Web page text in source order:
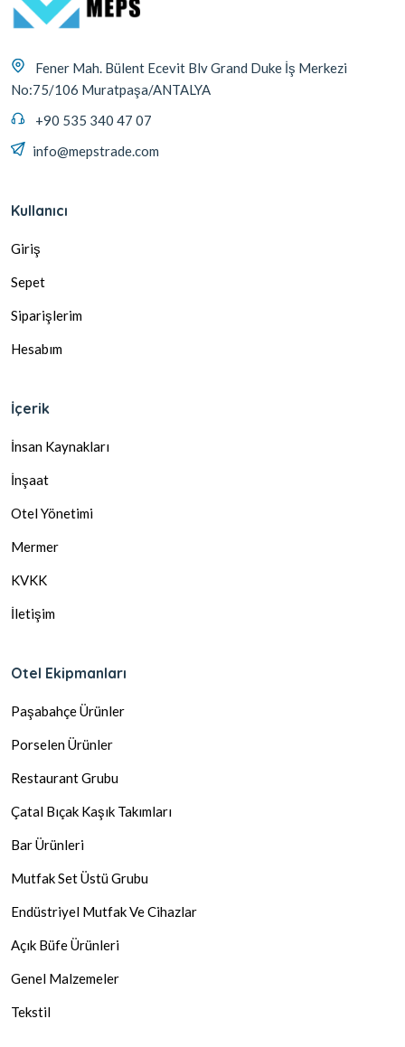
Fener Mah. Bülent Ecevit Blv Grand Duke İş Merkezi
No:75/106 Muratpaşa/ANTALYA
+90 535 340 47 07
info@mepstrade.com
Kullanıcı
Giriş
Sepet
Siparişlerim
Hesabım
İçerik
İnsan Kaynakları
İnşaat
Otel Yönetimi
Mermer
KVKK
İletişim
Otel Ekipmanları
Paşabahçe Ürünler
Porselen Ürünler
Restaurant Grubu
Çatal Bıçak Kaşık Takımları
Bar Ürünleri
Mutfak Set Üstü Grubu
Endüstriyel Mutfak Ve Cihazlar
Açık Büfe Ürünleri
Genel Malzemeler
Tekstil